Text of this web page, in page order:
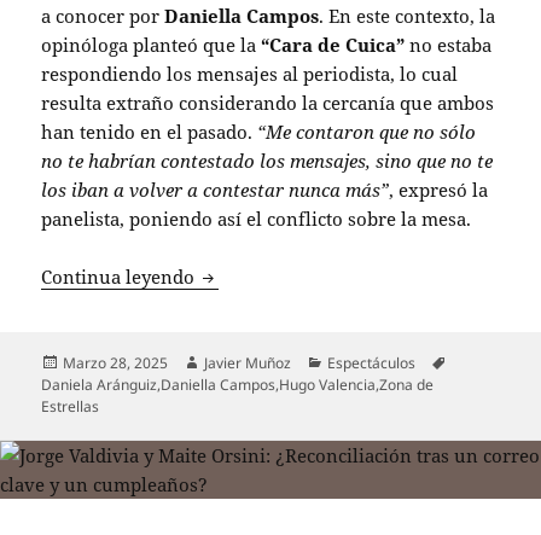
a conocer porDaniella Campos. En este contexto, la
opinóloga planteó que la“Cara de Cuica” no estaba
respondiendo los mensajes al periodista, lo cual
resulta extraño considerando la cercanía que ambos
han tenido en el pasado. “Me contaron que no sólo
no te habrían contestado los mensajes, sino que no te
los iban a volver a contestar nunca más”, expresó la
panelista, poniendo así el conflicto sobre la mesa.
Continua leyendo Hugo Valencia desmiente rumores
Publicado
el
Marzo 28, 2025 Autor
Javier Muñoz Categorías
Espectáculos
Daniela Aránguiz,Daniella Campos,Hugo Valencia,Zona de
Estrellas